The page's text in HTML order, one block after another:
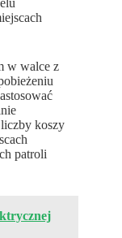
w walce z
koszy
patroli